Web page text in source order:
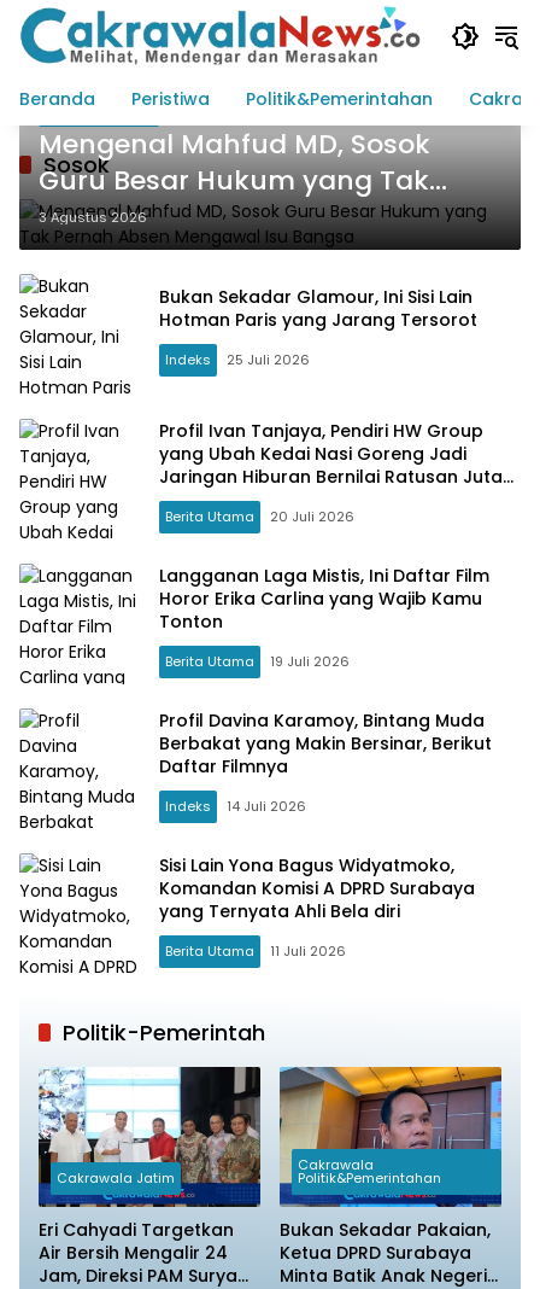
Langsung
konten
Beranda
Peristiwa Politik&Pemerintahan
Sosok
Cakrawala Foto
Mengenal Mahfud MD, Sosok
Guru Besar Hukum yang Tak
Pernah Absen Mengawal Isu
Bangsa
3 Agustus 2026
Bukan Sekadar Glamour, Ini Sisi Lain
Hotman Paris yang Jarang Tersorot
Indeks 25 Juli 2026
Profil Ivan Tanjaya, Pendiri HW Group
yang Ubah Kedai Nasi Goreng Jadi
Jaringan Hiburan Bernilai Ratusan Juta
Dolar
Berita Utama 20 Juli 2026
Langganan Laga Mistis, Ini Daftar Film
Horor Erika Carlina yang Wajib Kamu
Tonton
Berita Utama 19 Juli 2026
Profil Davina Karamoy, Bintang Muda
Berbakat yang Makin Bersinar, Berikut
Daftar Filmnya
Indeks 14 Juli 2026
Sisi Lain Yona Bagus Widyatmoko,
Komandan Komisi A DPRD Surabaya
yang Ternyata Ahli Bela diri
Berita Utama 11 Juli 2026
Politik-Pemerintah
Cakrawala Jatim
Eri Cahyadi Targetkan
Air Bersih Mengalir 24
Jam, Direksi PAM Surya
Cakrawala
Politik&Pemerintahan
Bukan Sekadar Pakaian,
Ketua DPRD Surabaya
Minta Batik Anak Negeri